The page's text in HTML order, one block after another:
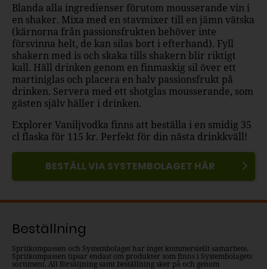
Blanda alla ingredienser förutom mousserande vin i
en shaker. Mixa med en stavmixer till en jämn vätska
(kärnorna från passionsfrukten behöver inte
försvinna helt, de kan silas bort i efterhand). Fyll
shakern med is och skaka tills shakern blir riktigt
kall. Häll drinken genom en finmaskig sil över ett
martiniglas och placera en halv passionsfrukt på
drinken. Servera med ett shotglas mousserande, som
gästen själv häller i drinken.
Explorer Vaniljvodka finns att beställa i en smidig 35
cl flaska för 115 kr. Perfekt för din nästa drinkkväll!
BESTÄLL VIA SYSTEMBOLAGET HÄR
Beställning
Spritkompassen och Systembolaget har inget kommersiellt samarbete.
Spritkompassen tipsar endast om produkter som finns i Systembolagets
sortiment. All försäljning samt beställning sker på och genom